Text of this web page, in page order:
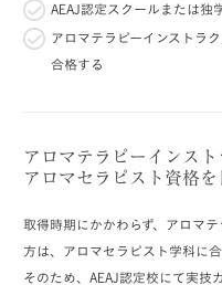
AEAJ認定スクールまたは独
アロマテラピーインストラ
合格する
アロマテラピーインスト
アロマセラピスト資格
取得時期にかかわらず、アロマ
方は、アロマセラピスト学科に
そのため、AEAJ認定校にて実技